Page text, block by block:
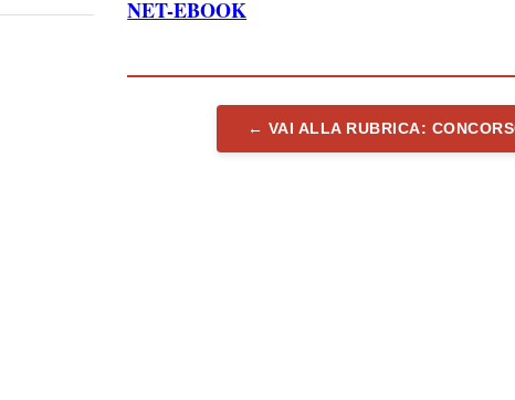
NET-EBOOK
← VAI ALLA RUBRICA: